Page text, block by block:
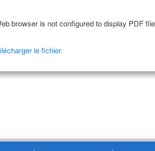
browser is not configured to display PDF
le fichier.